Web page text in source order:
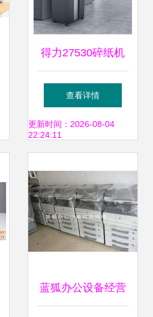
得力27530碎纸机
办公室大型文件碎
纸机粒状_碎纸机_
德
查看详情
更新时间：2026-08-04
22:24:11
蓝狐办公设备经营